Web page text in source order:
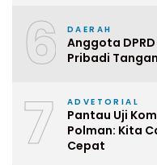
6 DAERAH
Anggota
Pribadi
7 ADVETORIAL
Pantau Uji
Polman: Kita
Cepat